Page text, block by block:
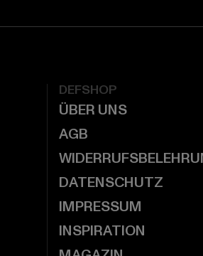
DEFSHOP
ÜBER UNS
AGB
DATENSCHUTZ
IMPRESSUM
INSPIRATION